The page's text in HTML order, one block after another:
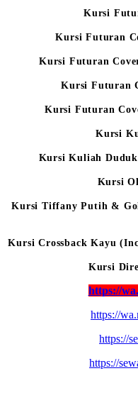
Kursi
Kursi Futuran
Kursi Futuran
Kursi Futuran
Kursi Futuran
Kursi
Kursi Kuliah
Kursi
Kursi Tiffany Putih &
Kursi Crossback Kayu
Kursi
https://
https://
https://
https://